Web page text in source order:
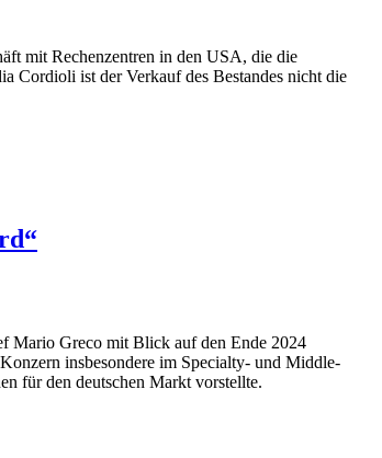
mit Rechenzentren in den USA, die die
Cordioli ist der Verkauf des Bestandes nicht die
Mario Greco mit Blick auf den Ende 2024
insbesondere im Specialty- und Middle-
für den deutschen Markt vorstellte.